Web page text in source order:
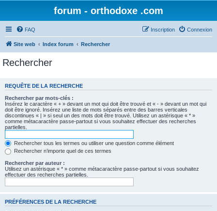
forum - orthodoxe .com
FAQ Connexion
Inscription
Site web Index forum Rechercher
Rechercher
REQUÊTE DE LA RECHERCHE
Rechercher par mots-clés :
Insérez le caractère « + » devant un mot qui doit être trouvé et « - » devant un mot qui
doit être ignoré. Insérez une liste de mots séparés entre des barres verticales
discontinues « | » si seul un des mots doit être trouvé. Utilisez un astérisque « * »
comme métacaractère passe-partout si vous souhaitez effectuer des recherches
partielles.
Rechercher tous les termes ou utiliser une question comme élément
Rechercher n’importe quel de ces termes
Rechercher par auteur :
Utilisez un astérisque « * » comme métacaractère passe-partout si vous souhaitez
effectuer des recherches partielles.
PRÉFÉRENCES DE LA RECHERCHE